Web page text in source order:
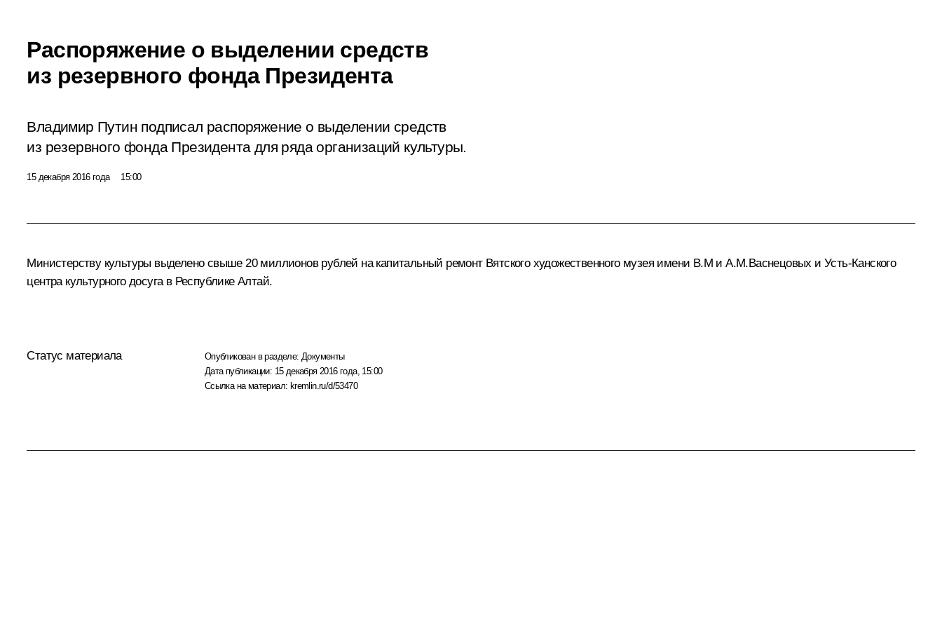
Распоряжение о выделении средств
из резервного фонда Президента
Владимир Путин подписал распоряжение о выделении средств
из резервного фонда Президента для ряда организаций культуры.
15 декабря 2016 года 15:00
Министерству культуры выделено свыше 20 миллионов рублей на капитальный ремонт Вятского художественного музея имени В.М и А.М.Васнецовых и Усть-Канского
центра культурного досуга в Республике Алтай.
Статус материала Опубликован в разделе: Документы
Дата публикации: 15 декабря 2016 года, 15:00
Ссылка на материал: kremlin.ru/d/53470